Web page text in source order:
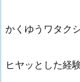
かくゆうワタク
ヒヤッとした経